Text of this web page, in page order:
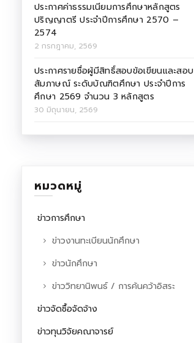
ประกาศค่าธรรมเนียมการศึกษาหลักสูตร
ปริญญาตรี ประจำปีการศึกษา 2570 –
2574
2 กรกฎาคม, 2569
ประกาศรายชื่อผู้มีสิทธิ์สอบข้อเขียนและสอบ
สัมภาษณ์ ระดับบัณฑิตศึกษา ประจำปีการ
ศึกษา 2569 จำนวน 3 หลักสูตร
30 มิถุนายน, 2569
หมวดหมู่
ข่าวการศึกษา
ข่าวงานทะเบียนนักศึกษา
ข่าวนักศึกษา
ข่าววิทยานิพนธ์ / การค้นคว้าอิสระ
ข่าวจัดซื้อจัดจ้าง
ข่าวทุนวิจัยคณาจารย์